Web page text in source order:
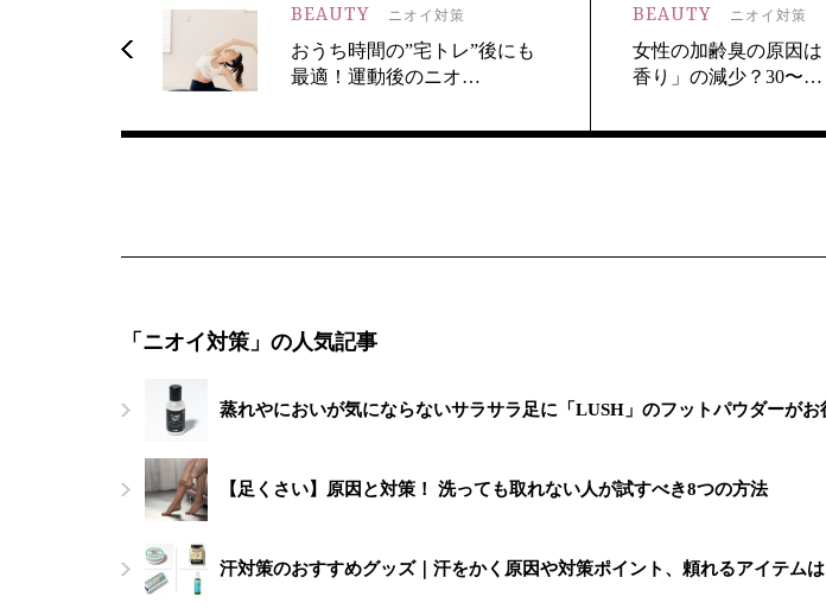
BEAUTY ニオイ対策
おうち時間の”宅トレ”後にも
最適！運動後のニオ…
BEAUTY ニオイ対策
女性の加齢臭の原因は
香り」の減少？30〜…
「ニオイ対策」の人気記事
蒸れやにおいが気にならないサラサラ足に「LUSH」のフットパウダーがお
【足くさい】原因と対策！ 洗っても取れない人が試すべき8つの方法
汗対策のおすすめグッズ｜汗をかく原因や対策ポイント、頼れるアイテムは